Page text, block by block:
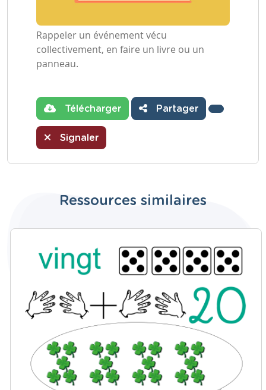
Rappeler un événement vécu
collectivement, en faire un livre ou un
panneau.
Télécharger Partager
Signaler
Ressources similaires